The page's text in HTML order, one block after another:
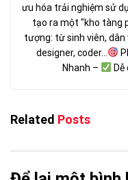
ưu hóa trải nghiệm sử
tạo ra một "kho tàng
tượng: từ sinh viên,
designer, coder...
Nhanh –
Related Posts